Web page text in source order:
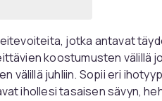
jotka antavat
koostumusten välillä
juhliin. Sopii eri
ihollesi tasaisen sävyn,